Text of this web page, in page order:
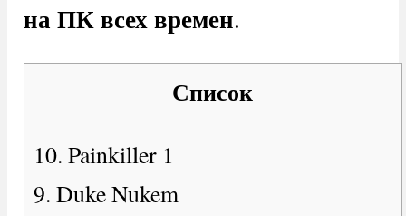
на ПК всех времен.
Список
10. Painkiller 1
9. Duke Nukem